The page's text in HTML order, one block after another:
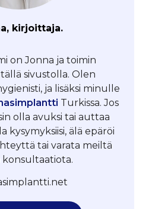
kirjoittaja.
on Jonna ja toimin
sivustolla. Olen
ja lisäksi minulle
Turkissa. Jos
olla avuksi tai auttaa
kysymyksiisi, älä epäröi
tai varata meiltä
konsultaatiota.